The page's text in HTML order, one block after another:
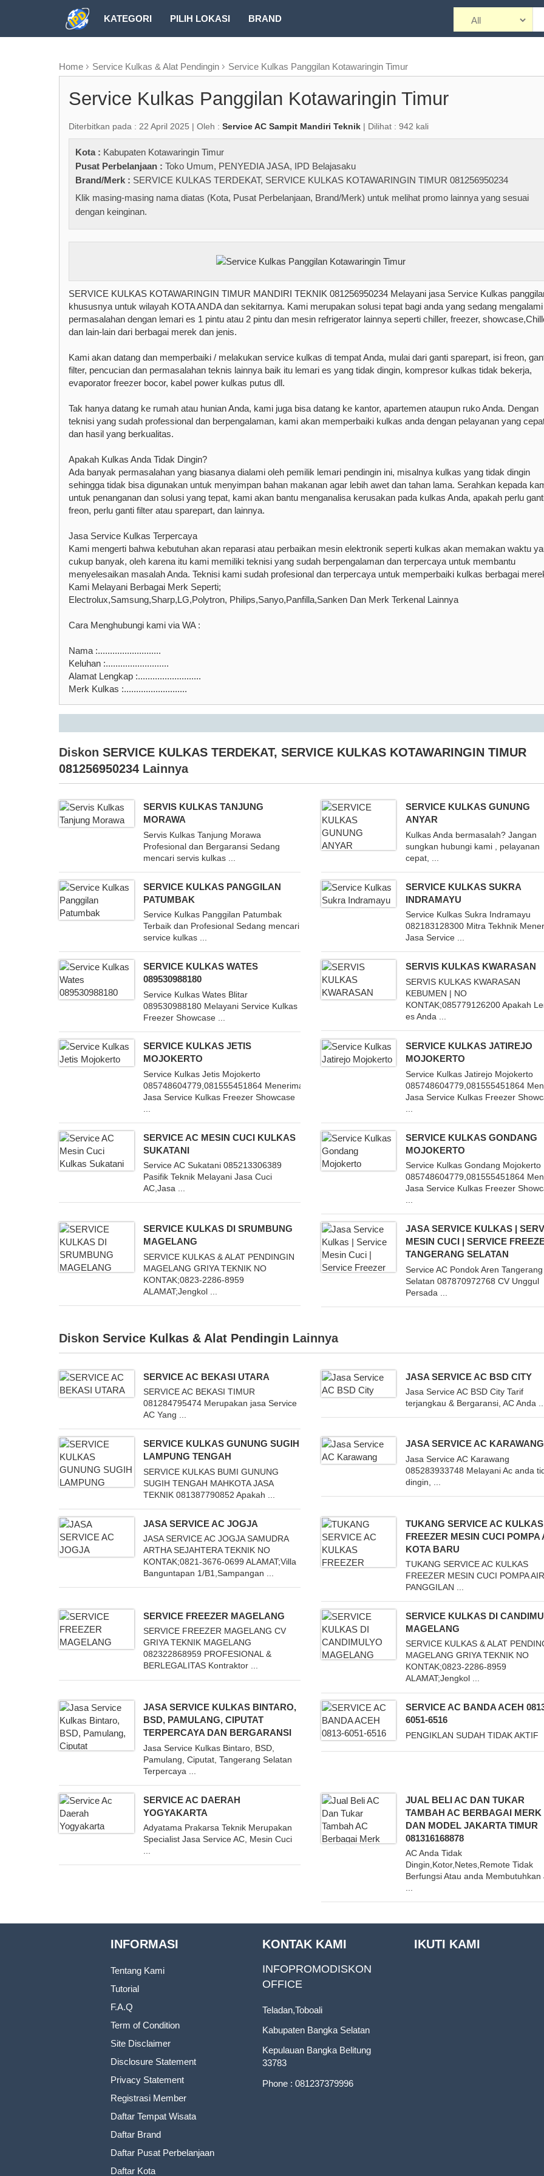
KATEGORI PILIH LOKASI BRAND
Home
Service Kulkas & Alat Pendingin Service Kulkas Panggilan Kotawaringin Timur
Service Kulkas Panggilan Kotawaringin Timur
Diterbitkan pada : 22 April 2025 | Oleh : Service AC Sampit Mandiri Teknik | Dilihat : 942 kali
Kota : Kabupaten Kotawaringin Timur
Pusat Perbelanjaan : Toko Umum, PENYEDIA JASA, IPD Belajasaku
Brand/Merk : SERVICE KULKAS TERDEKAT, SERVICE KULKAS KOTAWARINGIN TIMUR 081256950234
Klik masing-masing nama diatas (Kota, Pusat Perbelanjaan, Brand/Merk) untuk melihat promo lainnya yang sesuai
dengan keinginan.
SERVICE KULKAS KOTAWARINGIN TIMUR MANDIRI TEKNIK 081256950234 Melayani jasa Service Kulkas
khususnya untuk wilayah KOTA ANDA dan sekitarnya. Kami merupakan solusi tepat bagi anda yang sedang mengalami
permasalahan dengan lemari es 1 pintu atau 2 pintu dan mesin refrigerator lainnya seperti chiller, freezer,
dan lain-lain dari berbagai merek dan jenis.
Kami akan datang dan memperbaiki / melakukan service kulkas di tempat Anda, mulai dari ganti sparepart, isi freon,
filter, pencucian dan permasalahan teknis lainnya baik itu lemari es yang tidak dingin, kompresor kulkas tidak bekerja,
evaporator freezer bocor, kabel power kulkas putus dll.
Tak hanya datang ke rumah atau hunian Anda, kami juga bisa datang ke kantor, apartemen ataupun ruko Anda. Dengan
teknisi yang sudah professional dan berpengalaman, kami akan memperbaiki kulkas anda dengan pelayanan yang
dan hasil yang berkualitas.
Apakah Kulkas Anda Tidak Dingin?
Ada banyak permasalahan yang biasanya dialami oleh pemilik lemari pendingin ini, misalnya kulkas yang tidak dingin
sehingga tidak bisa digunakan untuk menyimpan bahan makanan agar lebih awet dan tahan lama. Serahkan kepada
untuk penanganan dan solusi yang tepat, kami akan bantu menganalisa kerusakan pada kulkas Anda, apakah perlu
freon, perlu ganti filter atau sparepart, dan lainnya.
Jasa Service Kulkas Terpercaya
Kami mengerti bahwa kebutuhan akan reparasi atau perbaikan mesin elektronik seperti kulkas akan memakan waktu
cukup banyak, oleh karena itu kami memiliki teknisi yang sudah berpengalaman dan terpercaya untuk membantu
menyelesaikan masalah Anda. Teknisi kami sudah profesional dan terpercaya untuk memperbaiki kulkas berbagai
Kami Melayani Berbagai Merk Seperti;
Electrolux,Samsung,Sharp,LG,Polytron, Philips,Sanyo,Panfilla,Sanken Dan Merk Terkenal Lainnya
Cara Menghubungi kami via WA :
Nama :..........................
Keluhan :..........................
Alamat Lengkap :..........................
Merk Kulkas :..........................
Diskon SERVICE KULKAS TERDEKAT, SERVICE KULKAS KOTAWARINGIN TIMUR
081256950234 Lainnya
SERVIS KULKAS TANJUNG
MORAWA
Servis Kulkas Tanjung Morawa
Profesional dan Bergaransi Sedang
mencari servis kulkas ...
SERVICE KULKAS GUNUNG
ANYAR
Kulkas Anda bermasalah? Jangan
sungkan hubungi kami , pelayanan
cepat, ...
SERVICE KULKAS PANGGILAN
PATUMBAK
Service Kulkas Panggilan Patumbak
Terbaik dan Profesional Sedang mencari
service kulkas ...
SERVICE KULKAS SUKRA
INDRAMAYU
Service Kulkas Sukra Indramayu
082183128300 Mitra Tekhnik
Jasa Service ...
SERVICE KULKAS WATES
089530988180
Service Kulkas Wates Blitar
089530988180 Melayani Service Kulkas
Freezer Showcase ...
SERVIS KULKAS KWARASAN
SERVIS KULKAS KWARASAN
KEBUMEN | NO
KONTAK;085779126200 Apakah
es Anda ...
SERVICE KULKAS JETIS
MOJOKERTO
Service Kulkas Jetis Mojokerto
085748604779,081555451864 Menerima
Jasa Service Kulkas Freezer Showcase
SERVICE KULKAS JATIREJO
MOJOKERTO
Service Kulkas Jatirejo Mojokerto
085748604779,081555451864
Jasa Service Kulkas Freezer
SERVICE AC MESIN CUCI KULKAS
SUKATANI
Service AC Sukatani 085213306389
Pasifik Teknik Melayani Jasa Cuci
AC,Jasa ...
SERVICE KULKAS GONDANG
MOJOKERTO
Service Kulkas Gondang Mojokerto
085748604779,081555451864
Jasa Service Kulkas Freezer
...
SERVICE KULKAS DI SRUMBUNG
MAGELANG
SERVICE KULKAS & ALAT PENDINGIN
MAGELANG GRIYA TEKNIK NO
KONTAK;0823-2286-8959
ALAMAT;Jengkol ...
JASA SERVICE KULKAS |
MESIN CUCI | SERVICE
TANGERANG SELATAN
Service AC Pondok Aren Tangerang
Selatan 087870972768 CV Unggul
Persada ...
Diskon Service Kulkas & Alat Pendingin Lainnya
SERVICE AC BEKASI UTARA
SERVICE AC BEKASI TIMUR
081284795474 Merupakan jasa Service
AC Yang ...
JASA SERVICE AC BSD CITY
Jasa Service AC BSD City Tarif
terjangkau & Bergaransi, AC Anda
SERVICE KULKAS GUNUNG SUGIH
LAMPUNG TENGAH
SERVICE KULKAS BUMI GUNUNG
SUGIH TENGAH MAHKOTA JASA
TEKNIK 081387790852 Apakah ...
JASA SERVICE AC KARAWANG
Jasa Service AC Karawang
085283933748 Melayani Ac anda
dingin, ...
JASA SERVICE AC JOGJA
JASA SERVICE AC JOGJA SAMUDRA
ARTHA SEJAHTERA TEKNIK NO
KONTAK;0821-3676-0699 ALAMAT;Villa
Banguntapan 1/B1,Sampangan ...
TUKANG SERVICE AC KULKAS
FREEZER MESIN CUCI POMPA
KOTA BARU
TUKANG SERVICE AC KULKAS
FREEZER MESIN CUCI POMPA AIR
PANGGILAN ...
SERVICE FREEZER MAGELANG
SERVICE FREEZER MAGELANG CV
GRIYA TEKNIK MAGELANG
082322868959 PROFESIONAL &
BERLEGALITAS Kontraktor ...
SERVICE KULKAS DI
MAGELANG
SERVICE KULKAS & ALAT
MAGELANG GRIYA TEKNIK NO
KONTAK;0823-2286-8959
ALAMAT;Jengkol ...
JASA SERVICE KULKAS BINTARO,
BSD, PAMULANG, CIPUTAT
TERPERCAYA DAN BERGARANSI
Jasa Service Kulkas Bintaro, BSD,
Pamulang, Ciputat, Tangerang Selatan
Terpercaya ...
SERVICE AC BANDA ACEH
6051-6516
PENGIKLAN SUDAH TIDAK AKTIF
SERVICE AC DAERAH
YOGYAKARTA
Adyatama Prakarsa Teknik Merupakan
Specialist Jasa Service AC, Mesin Cuci
JUAL BELI AC DAN TUKAR
TAMBAH AC BERBAGAI MERK
DAN MODEL JAKARTA TIMUR
081316168878
AC Anda Tidak
Dingin,Kotor,Netes,Remote Tidak
Berfungsi Atau anda Membutuhkan
INFORMASI
Tentang Kami
Tutorial
F.A.Q
Term of Condition
Site Disclaimer
Disclosure Statement
Privacy Statement
Registrasi Member
Daftar Tempat Wisata
Daftar Brand
Daftar Pusat Perbelanjaan
Daftar Kota
KONTAK KAMI
INFOPROMODISKON
OFFICE
Teladan,Toboali
Kabupaten Bangka Selatan
Kepulauan Bangka Belitung
33783
Phone : 081237379996
IKUTI KAMI